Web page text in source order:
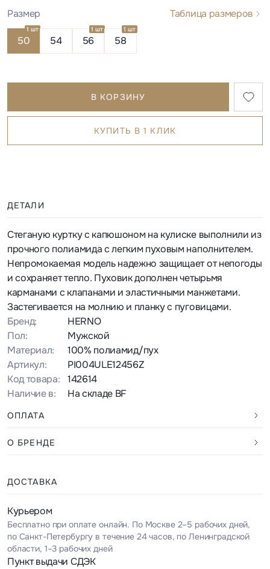
Размер Таблица размеров
50
1 шт
54 56
1 шт
58
1 шт
В КОРЗИНУ
КУПИТЬ В 1 КЛИК
ДЕТАЛИ
Стеганую куртку с капюшоном на кулиске выполнили из
прочного полиамида с легким пуховым наполнителем.
Непромокаемая модель надежно защищает от непогоды
и сохраняет тепло. Пуховик дополнен четырьмя
карманами с клапанами и эластичными манжетами.
Застегивается на молнию и планку с пуговицами.
Бренд:
HERNO
Пол:
Мужской
Материал:
100% полиамид/пух
Артикул:
PI004ULE12456Z
Код товара:
142614
Наличие в:
На складе BF
ОПЛАТА
О БРЕНДЕ
ДОСТАВКА
Курьером
Бесплатно при оплате онлайн. По Москве 2–5 рабочих дней,
по Санкт-Петербургу в течение 24 часов, по Ленинградской
области, 1–3 рабочих дней
Пункт выдачи СДЭК